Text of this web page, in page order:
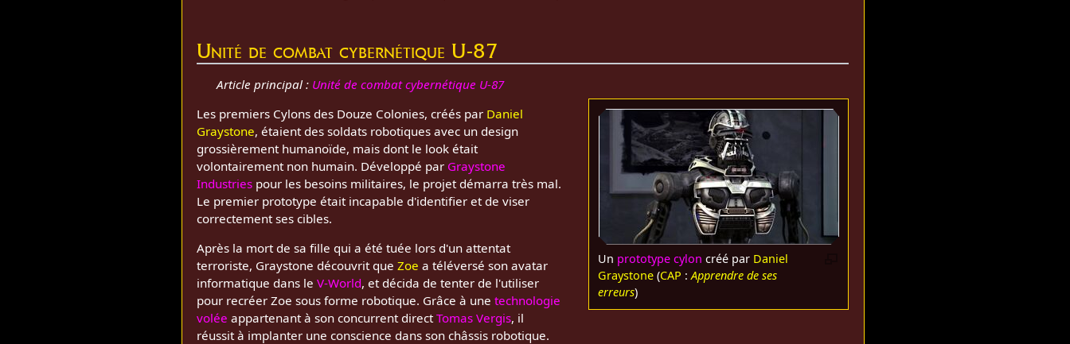
Unité de combat cybernétique U-87
Article principal : Unité de combat cybernétique U-87
Un prototype cylon créé par Daniel
Graystone (CAP :Apprendre de ses
erreurs)
Les premiers Cylons des Douze Colonies, créés par Daniel
Graystone, étaient des soldats robotiques avec un design
grossièrement humanoïde, mais dont le look était
volontairement non humain. Développé par Graystone
Industries pour les besoins militaires, le projet démarra très mal.
Le premier prototype était incapable d'identifier et de viser
correctement ses cibles.
Après la mort de sa fille qui a été tuée lors d'un attentat
terroriste, Graystone découvrit queZoe a téléversé son avatar
informatique dans leV-World, et décida de tenter de l'utiliser
pour recréer Zoe sous forme robotique. Grâce à unetechnologie
volée appartenant à son concurrent directTomas Vergis, il
réussit à implanter une conscience dans son châssis robotique.